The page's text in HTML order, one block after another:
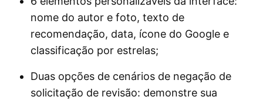
nome do autor e foto, texto de
recomendação, data, ícone do Google e
classificação por estrelas;
Duas opções de cenários de negação de
solicitação de revisão: demonstre sua